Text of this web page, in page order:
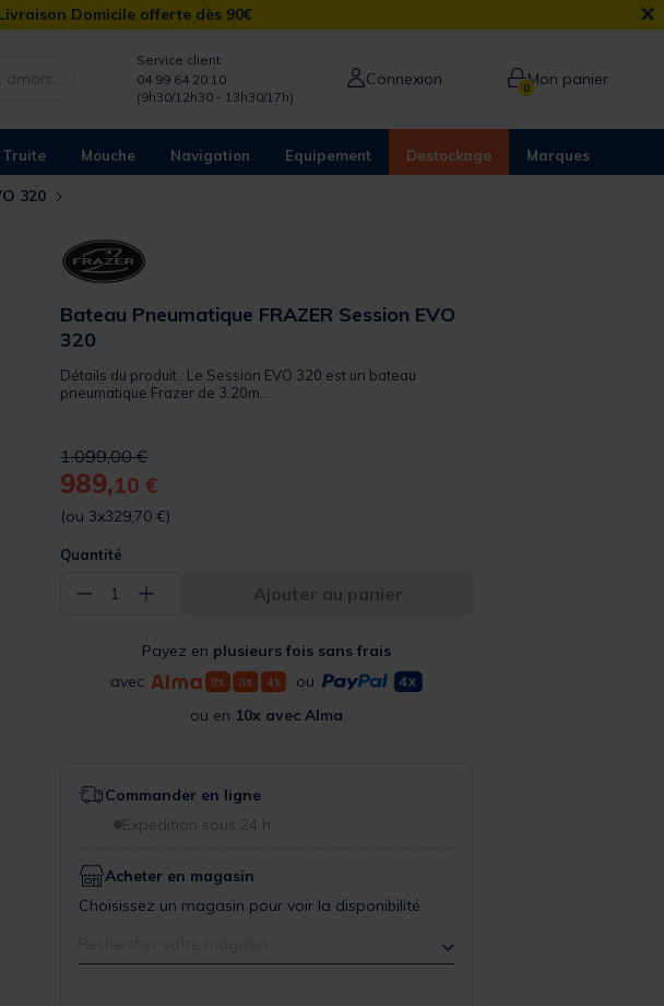
Domicile offerte dès 90€ ×
Service client
04 99 64 20 10
(9h30/12h30 - 13h30/17h)
Connexion 0Mon panier
Truite Mouche Navigation Equipement Destockage Marques
320
Bateau Pneumatique FRAZER Session EVO
320
Détails du produit : Le Session EVO 320 est un bateau
pneumatique Frazer de 3.20m...
Price reduced from
1.099,00 €to
989,10 €
(ou 3x329,70 €)
Quantité
− 1 + Ajouter au panier
Payez en plusieurs fois sans frais
avec
ou
ou en 10x avec Alma
Commander en ligne
Expédition sous 24 h
Acheter en magasin
Choisissez un magasin pour voir la disponibilité